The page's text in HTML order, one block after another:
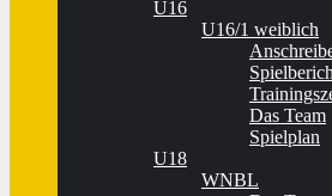
U16
U16/1 weiblich
Das Team
Spielplan
U18
WNBL